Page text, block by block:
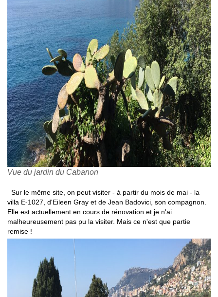
Vue du jardin du Cabanon
Sur le même site, on peut visiter - à partir du mois de mai - la
villa E-1027, d'Eileen Gray et de Jean Badovici, son compagnon.
Elle est actuellement en cours de rénovation et je n'ai
malheureusement pas pu la visiter. Mais ce n'est que partie
remise !